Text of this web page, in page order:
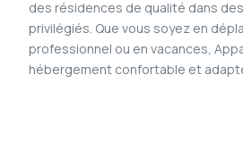
des résidences de qualité dans
privilégiés. Que vous soyez en
professionnel ou en vacances,
hébergement confortable et